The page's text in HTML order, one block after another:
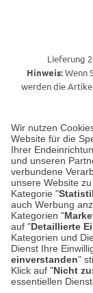
Wir nutzen
Website für die
Ihrer
und unseren
verbundene
unsere Website
Kategorie "
auch Werbung
Kategorien "
auf "Detaillierte
Kategorien und
Dienst Ihre
einverstanden"
Klick auf "Nicht
essentiellen
Lieferung
Hinweis:Wenn
werden die
Montag